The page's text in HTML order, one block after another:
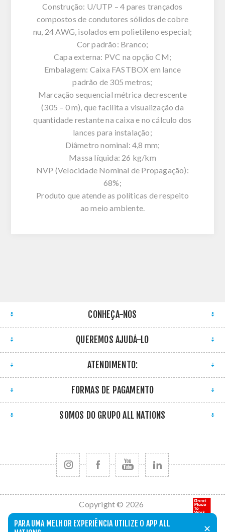
PARA UMA MELHOR EXPERIÊNCIA UTILIZE O APP ALL
✕
Construção: U/UTP – 4 pares trançados
compostos de condutores sólidos de cobre
nu, 24 AWG, isolados em polietileno especial;
Cor padrão: Branco;
Capa externa: PVC na opção CM;
Embalagem: Caixa FASTBOX em lance
padrão de 305 metros;
Marcação sequencial métrica decrescente
(305 – 0 m), que facilita a visualização da
quantidade restante na caixa e no cálculo dos
lances para instalação;
Diâmetro nominal: 4,8 mm;
Massa líquida: 26 kg/km
NVP (Velocidade Nominal de Propagação):
68%;
Produto que atende as políticas de respeito
ao meio ambiente.
CONHEÇA-NOS
QUEREMOS AJUDÁ-LO
ATENDIMENTO:
FORMAS DE PAGAMENTO
SOMOS DO GRUPO ALL NATIONS
Copyright © 2026
All Nations. Todos
os direitos